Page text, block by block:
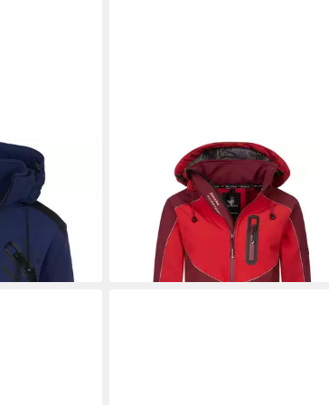
Damen
D-371
ROCK CREEKSoftshelljacke Damen
Softshelljacke Wanderjacke D-464
69,90 € UVP 89,90 €